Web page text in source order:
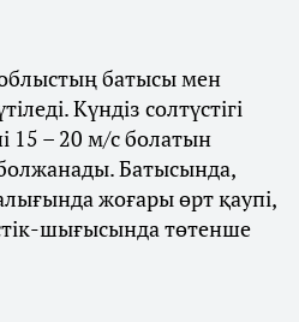
батысы мен
Күндіз солтүстігі
15 – 20 м/с болатын
Батысында,
жоғары өрт қаупі,
шығысында төтенше